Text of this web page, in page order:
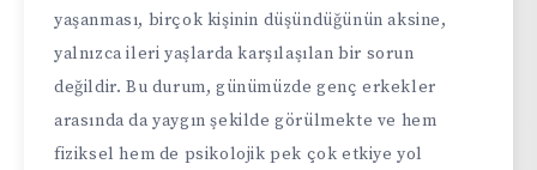
yaşanması, birçok kişinin düşündüğünün aksine,
yalnızca ileri yaşlarda karşılaşılan bir sorun
değildir. Bu durum, günümüzde genç erkekler
arasında da yaygın şekilde görülmekte ve hem
fiziksel hem de psikolojik pek çok etkiye yol